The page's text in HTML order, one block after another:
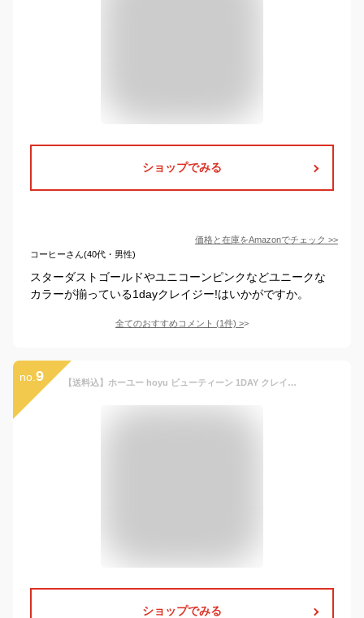
ショップでみる
価格と在庫をAmazonでチェック >>
コーヒーさん(40代・男性)
スターダストゴールドやユニコーンピンクなどユニークな
カラーが揃っている1dayクレイジー!はいかがですか。
全てのおすすめコメント (1件) >
no. 9 【送料込】ホーユー hoyu ビューティーン 1DAY クレイジー! ギャラクシーシルバー 35g ヘアカラー 1個
ショップでみる